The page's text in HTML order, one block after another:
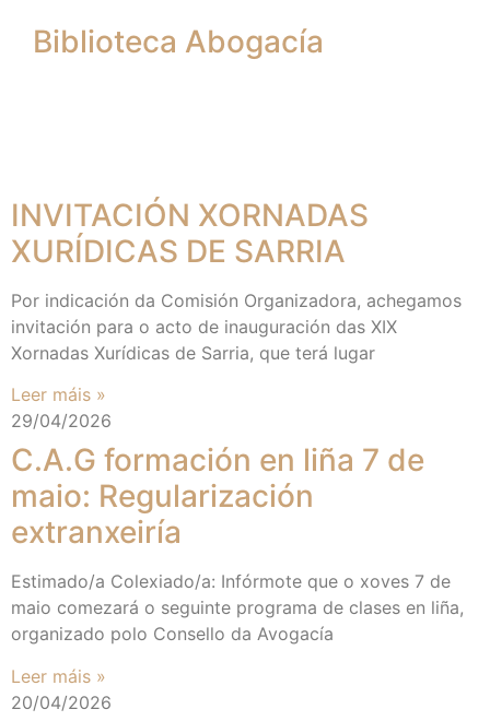
Biblioteca Abogacía
INVITACIÓN XORNADAS
XURÍDICAS DE SARRIA
Por indicación da Comisión Organizadora, achegamos
invitación para o acto de inauguración das XIX
Xornadas Xurídicas de Sarria, que terá lugar
Leer máis »
29/04/2026
C.A.G formación en liña 7 de
maio: Regularización
extranxeiría
Estimado/a Colexiado/a: Infórmote que o xoves 7 de
maio comezará o seguinte programa de clases en liña,
organizado polo Consello da Avogacía
Leer máis »
20/04/2026